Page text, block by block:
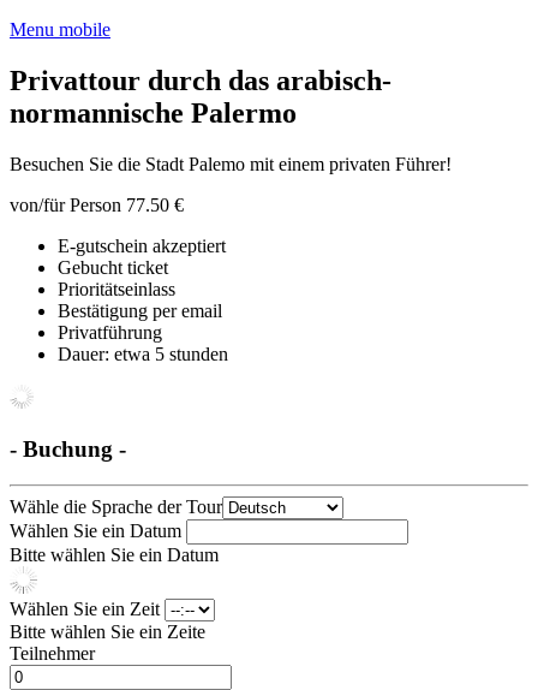
Menu mobile
Privattour durch das arabisch-
normannische Palermo
Besuchen Sie die Stadt Palemo mit einem privaten Führer!
von/für Person 77.50 €
E-gutschein akzeptiert
Gebucht ticket
Prioritätseinlass
Bestätigung per email
Privatführung
Dauer: etwa 5 stunden
- Buchung -
Wähle die Sprache der Tour
Wählen Sie ein Datum
Bitte wählen Sie ein Datum
Wählen Sie ein Zeit
Bitte wählen Sie ein Zeite
Teilnehmer